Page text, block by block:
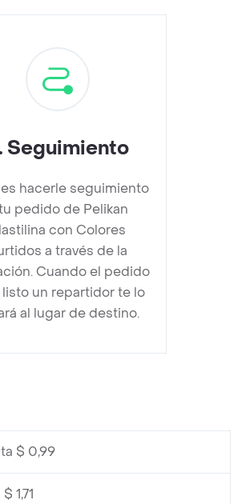
Seguimiento
hacerle seguimiento
pedido de Pelikan
con Colores
a través de la
Cuando el pedido
un repartidor te lo
al lugar de destino.
$ 0,99
1,71